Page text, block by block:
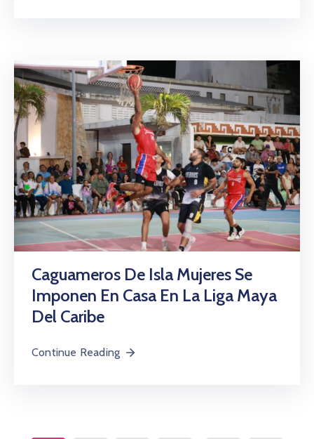
Caguameros De Isla Mujeres Se
Imponen En Casa En La Liga Maya
Del Caribe
Continue Reading